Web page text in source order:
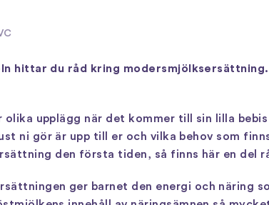
hittar du råd kring
olika upplägg när det kommer till sin lilla
ni gör är upp till er och vilka behov som
den första tiden, så finns här en del
ger barnet den energi och näring